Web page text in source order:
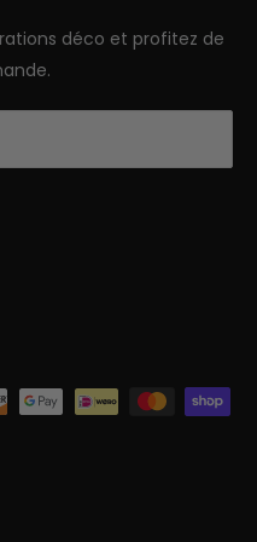
12h
déco et profitez de